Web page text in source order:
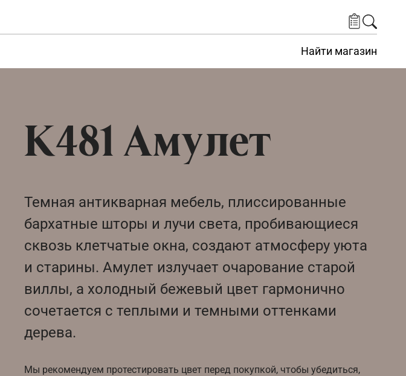
Найти магазин
K481 Амулет
Темная антикварная мебель, плиссированные
бархатные шторы и лучи света, пробивающиеся
сквозь клетчатые окна, создают атмосферу уюта
и старины. Амулет излучает очарование старой
виллы, а холодный бежевый цвет гармонично
сочетается с теплыми и темными оттенками
дерева.
Мы рекомендуем протестировать цвет перед покупкой, чтобы убедиться,